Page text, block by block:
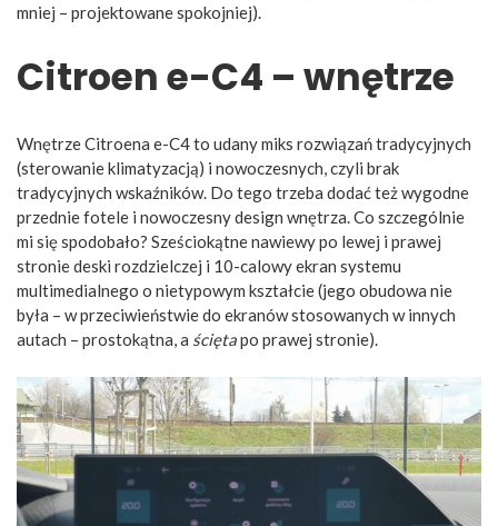
mniej – projektowane spokojniej).
Citroen e-C4 – wnętrze
Wnętrze Citroena e-C4 to udany miks rozwiązań tradycyjnych
(sterowanie klimatyzacją) i nowoczesnych, czyli brak
tradycyjnych wskaźników. Do tego trzeba dodać też wygodne
przednie fotele i nowoczesny design wnętrza. Co szczególnie
mi się spodobało? Sześciokątne nawiewy po lewej i prawej
stronie deski rozdzielczej i 10-calowy ekran systemu
multimedialnego o nietypowym kształcie (jego obudowa nie
była – w przeciwieństwie do ekranów stosowanych w innych
autach – prostokątna, a ściętapo prawej stronie).